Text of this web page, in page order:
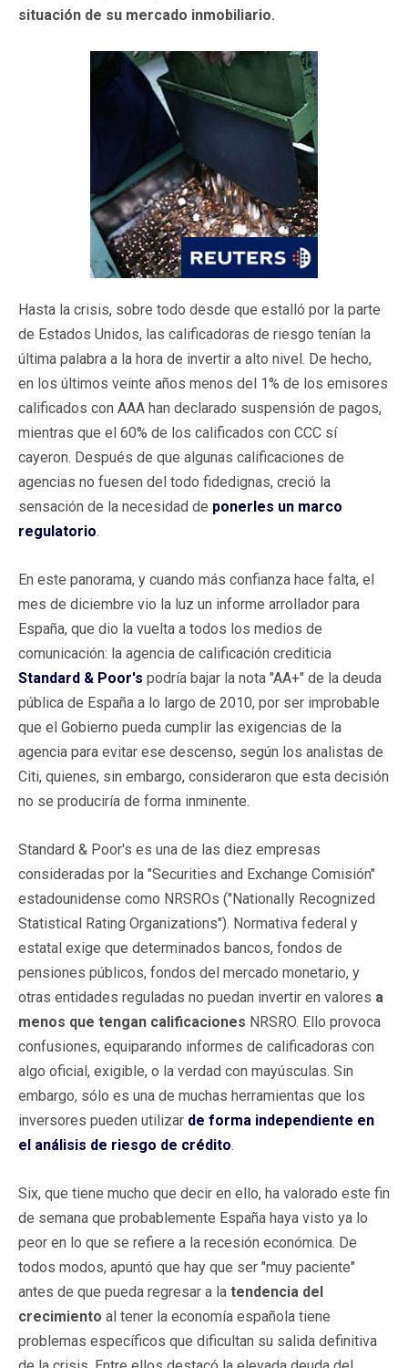
situación de su mercado inmobiliario.
Hasta la crisis, sobre todo desde que estalló por la parte
de Estados Unidos, las calificadoras de riesgo tenían la
última palabra a la hora de invertir a alto nivel. De hecho,
en los últimos veinte años menos del 1% de los emisores
calificados con AAA han declarado suspensión de pagos,
mientras que el 60% de los calificados con CCC sí
cayeron. Después de que algunas calificaciones de
agencias no fuesen del todo fidedignas, creció la
sensación de la necesidad de ponerles un marco
regulatorio.
En este panorama, y cuando más confianza hace falta, el
mes de diciembre vio la luz un informe arrollador para
España, que dio la vuelta a todos los medios de
comunicación: la agencia de calificación crediticia
Standard & Poor's podría bajar la nota "AA+" de la deuda
pública de España a lo largo de 2010, por ser improbable
que el Gobierno pueda cumplir las exigencias de la
agencia para evitar ese descenso, según los analistas de
Citi, quienes, sin embargo, consideraron que esta decisión
no se produciría de forma inminente.
Standard & Poor's es una de las diez empresas
consideradas por la "Securities and Exchange Comisión"
estadounidense como NRSROs ("Nationally Recognized
Statistical Rating Organizations"). Normativa federal y
estatal exige que determinados bancos, fondos de
pensiones públicos, fondos del mercado monetario, y
otras entidades reguladas no puedan invertir en valores a
menos que tengan calificaciones NRSRO. Ello provoca
confusiones, equiparando informes de calificadoras con
algo oficial, exigible, o la verdad con mayúsculas. Sin
embargo, sólo es una de muchas herramientas que los
inversores pueden utilizar de forma independiente en
el análisis de riesgo de crédito.
Six, que tiene mucho que decir en ello, ha valorado este fin
de semana que probablemente España haya visto ya lo
peor en lo que se refiere a la recesión económica. De
todos modos, apuntó que hay que ser "muy paciente"
antes de que pueda regresar a la tendencia del
crecimiento al tener la economía española tiene
problemas específicos que dificultan su salida definitiva